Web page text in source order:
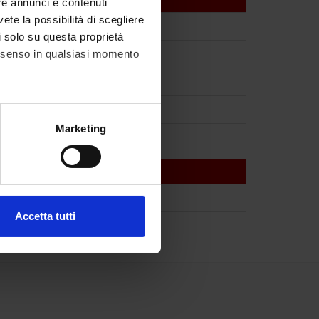
la possibilità di scegliere
su questa proprietà
in qualsiasi momento
metro,Marketing
Accetta tutti